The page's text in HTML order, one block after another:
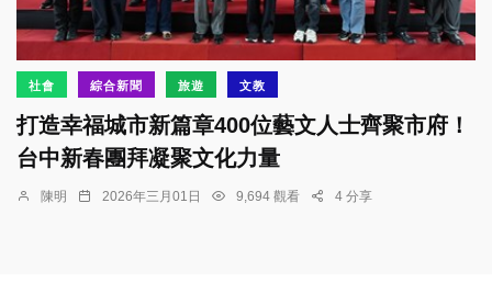
社會 綜合新聞 旅遊 文教
打造幸福城市新篇章400位藝文人士齊聚市府！
台中新春團拜凝聚文化力量
陳明 2026年三月01日 9,694 觀看 4 分享